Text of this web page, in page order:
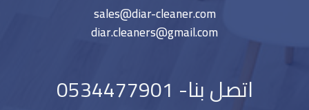
sales@diar-cleaner.com
diar.cleaners@gmail.com
اتصل بنا- 0534477901